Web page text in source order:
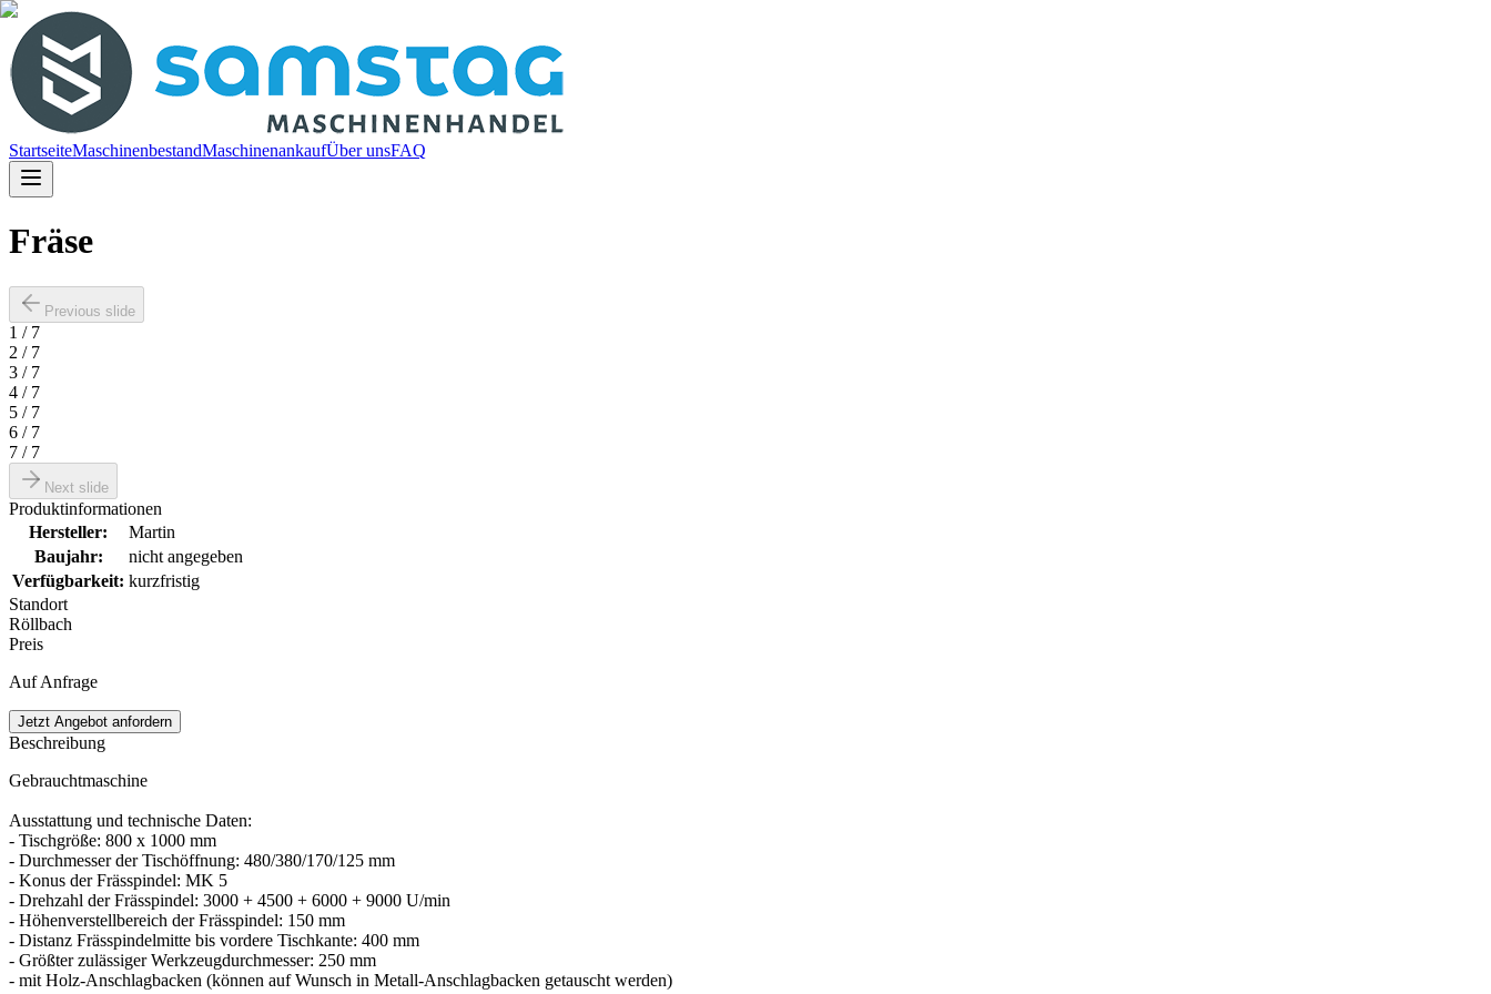
StartseiteMaschinenbestandMaschinenankaufÜber unsFAQ
Fräse
Previous slide
1 / 7
2 / 7
3 / 7
4 / 7
5 / 7
6 / 7
7 / 7
Next slide
Produktinformationen
Hersteller:
Martin
Baujahr:
nicht angegeben
Verfügbarkeit: kurzfristig
Standort
Röllbach
Preis
Auf Anfrage
Jetzt Angebot anfordern
Beschreibung
Gebrauchtmaschine
Ausstattung und technische Daten:
- Tischgröße: 800 x 1000 mm
- Durchmesser der Tischöffnung: 480/380/170/125 mm
- Konus der Frässpindel: MK 5
- Drehzahl der Frässpindel: 3000 + 4500 + 6000 + 9000 U/min
- Höhenverstellbereich der Frässpindel: 150 mm
- Distanz Frässpindelmitte bis vordere Tischkante: 400 mm
- Größter zulässiger Werkzeugdurchmesser: 250 mm
- mit Holz-Anschlagbacken (können auf Wunsch in Metall-Anschlagbacken getauscht werden)